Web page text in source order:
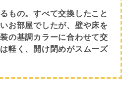
もの。すべて交換したこと
お部屋でしたが、壁や床を
の基調カラーに合わせて交
軽く、開け閉めがスムーズ